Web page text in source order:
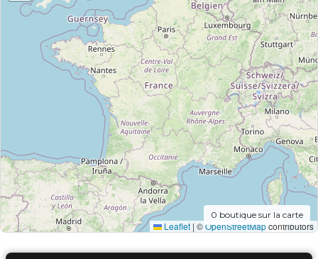
Leaflet | ©OpenStreetMapcontributors
0 boutique sur la carte